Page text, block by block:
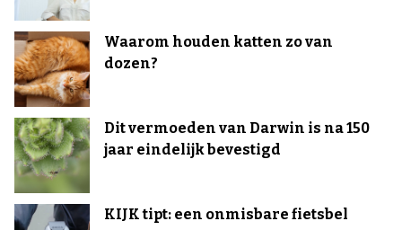
Waarom houden katten zo van
dozen?
Dit vermoeden van Darwin is na 150
jaar eindelijk bevestigd
KIJK tipt: een onmisbare fietsbel